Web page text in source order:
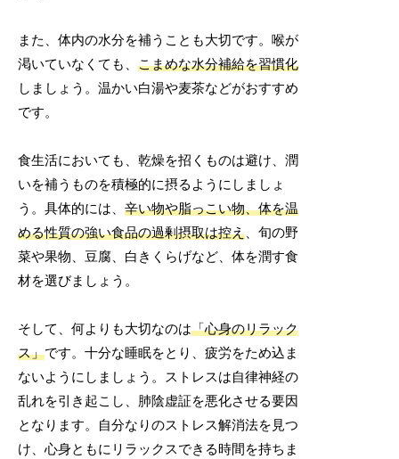
また、体内の水分を補うことも大切です。喉が
渇いていなくても、こまめな水分補給を習慣化
しましょう。温かい白湯や麦茶などがおすすめ
です。
食生活においても、乾燥を招くものは避け、潤
いを補うものを積極的に摂るようにしましょ
う。具体的には、辛い物や脂っこい物、体を温
める性質の強い食品の過剰摂取は控え 、旬の野
菜や果物、豆腐、白きくらげなど、体を潤す食
材を選びましょう。
そして、何よりも大切なのは「心身のリラック
ス」です。十分な睡眠をとり、疲労をため込ま
ないようにしましょう。ストレスは自律神経の
乱れを引き起こし、肺陰虚証を悪化させる要因
となります。自分なりのストレス解消法を見つ
け、心身ともにリラックスできる時間を持ちま